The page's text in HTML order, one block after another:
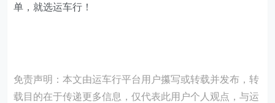
单，就选运车行！
免责声明：本文由运车行平台用户攥写或转载并发布，转
载目的在于传递更多信息，仅代表此用户个人观点，与运